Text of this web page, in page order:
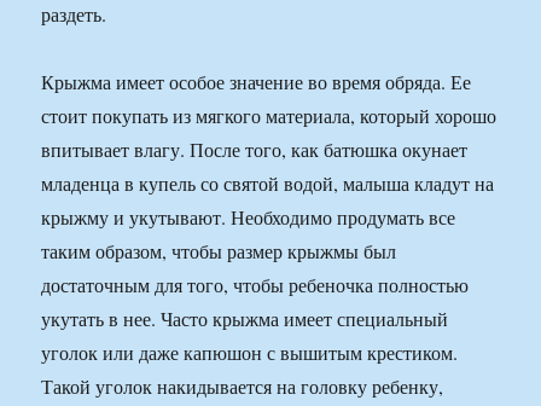
раздеть.
Крыжма имеет особое значение во время обряда. Ее
стоит покупать из мягкого материала, который хорошо
впитывает влагу. После того, как батюшка окунает
младенца в купель со святой водой, малыша кладут на
крыжму и укутывают. Необходимо продумать все
таким образом, чтобы размер крыжмы был
достаточным для того, чтобы ребеночка полностью
укутать в нее. Часто крыжма имеет специальный
уголок или даже капюшон с вышитым крестиком.
Такой уголок накидывается на головку ребенку,